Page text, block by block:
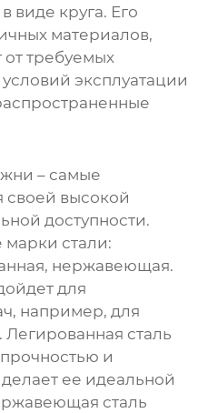
виде круга. Его
материалов,
от требуемых
эксплуатации
– самые
своей высокой
доступности.
стали:
нержавеющая.
для
например, для
сталь
и
ее идеальной
сталь